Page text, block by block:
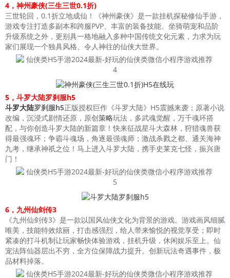
4，神州豪侠(三生三世0.1折)
三世轮回，0.1折立地成仙！《神州豪侠》是一款挂机探秘修仙手游，
游戏专注打造多副本和跨服PVP、丰富的装备技能、坐骑萌宠和品阶
升级系统之外，更别具一格地融入多种中国传统文化元素，力求为玩
家们展现一个独具风格、令人神往的仙侠大世界。
5，斗罗大陆罗刹服h5
斗罗大陆罗刹服h5正版授权巨作《斗罗大陆》H5震撼来袭；原著小说
改编，沉浸式剧情还原，原创策略玩法，多武魂觉醒，万千魂环搭
配，与你创造斗罗大陆的新篇章！快来征战星斗大森林，狩猎魂兽获
得最强魂环；争霸斗魂场，角逐最强魂师；激战杀戮之都、通关海神
九考，继承神祇之位！马上进入斗罗大陆，携手史莱克七怪，振兴唐
门！
6，九州仙剑传3
《九州仙剑传3》是一款以国风仙侠文化为背景的游戏。游戏画风细腻
唯美，技能特效炫丽，打击感强烈，给人带来愉悦的视觉享受；即时
紧凑的打斗机制让玩家畅快体验游戏，挂机升级，休闲娱乐至上。仙
宠法阵仙器层出不穷，全方位保障战力提升。创新玩法奇遇事件，极
品材料掉落。